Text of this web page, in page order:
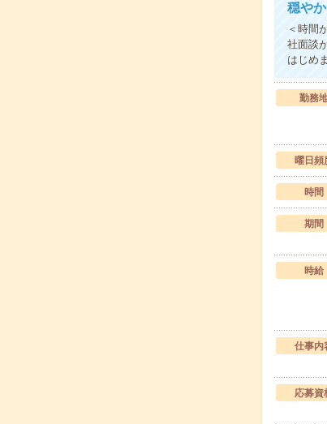
穏や
＜時間
社面談
はじめ
勤務
曜日頻
時間
期間
時給
仕事内
応募資